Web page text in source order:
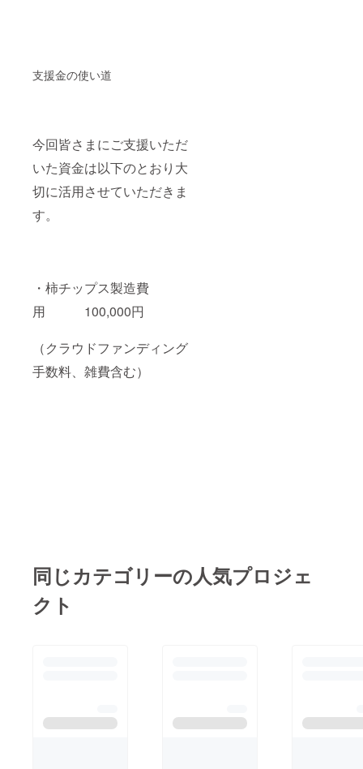
支援金の使い道
今回皆さまにご支援いただ
いた資金は以下のとおり大
切に活用させていただきま
す。
・柿チップス製造費
用 100,000円
（クラウドファンディング
手数料、雑費含む）
同じカテゴリーの人気プロジェ
クト